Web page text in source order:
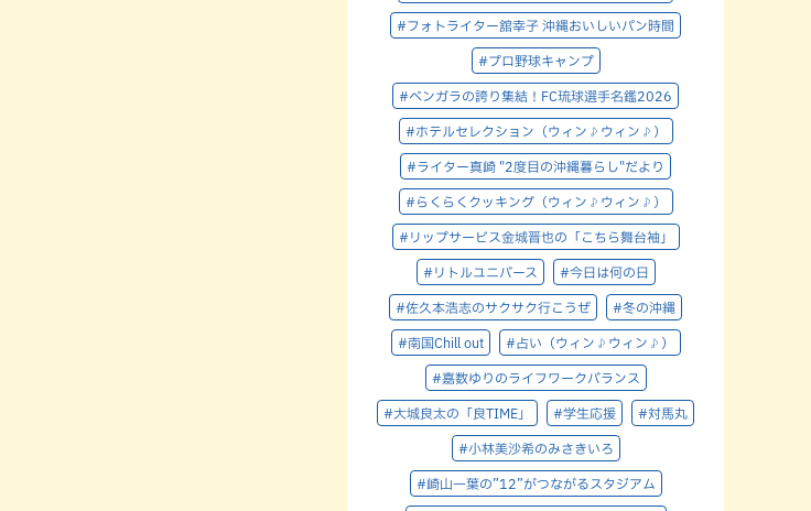
#フォトライター舘幸子 沖縄おいしいパン時間
#プロ野球キャンプ
#ベンガラの誇り集結！FC琉球選手名鑑2026
#ホテルセレクション（ウィン♪ウィン♪）
#ライター真崎 "2度目の沖縄暮らし"だより
#らくらくクッキング（ウィン♪ウィン♪）
#リップサービス金城晋也の「こちら舞台袖」
#リトルユニバース #今日は何の日
#佐久本浩志のサクサク行こうぜ #冬の沖縄
#南国Chill out #占い（ウィン♪ウィン♪）
#嘉数ゆりのライフワークバランス
#大城良太の「良TIME」 #学生応援 #対馬丸
#小林美沙希のみさきいろ
#崎山一葉の”12”がつながるスタジアム